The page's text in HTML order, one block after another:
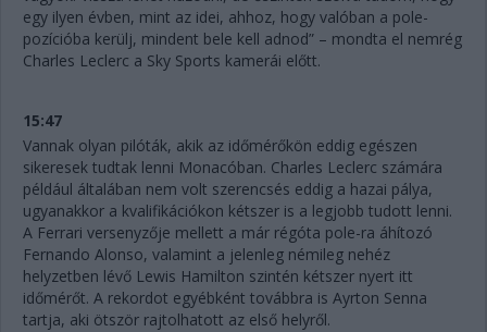
egy ilyen évben, mint az idei, ahhoz, hogy valóban a pole-
pozícióba kerülj, mindent bele kell adnod” – mondta el nemrég
Charles Leclerc a Sky Sports kamerái előtt.
15:47
Vannak olyan pilóták, akik az időmérőkön eddig egészen
sikeresek tudtak lenni Monacóban. Charles Leclerc számára
például általában nem volt szerencsés eddig a hazai pálya,
ugyanakkor a kvalifikációkon kétszer is a legjobb tudott lenni.
A Ferrari versenyzője mellett a már régóta pole-ra áhítozó
Fernando Alonso, valamint a jelenleg némileg nehéz
helyzetben lévő Lewis Hamilton szintén kétszer nyert itt
időmérőt. A rekordot egyébként továbbra is Ayrton Senna
tartja, aki ötször rajtolhatott az első helyről.